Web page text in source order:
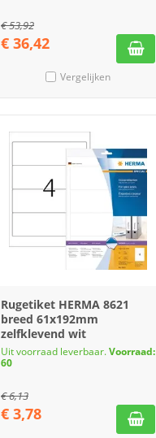
€53,92
€ 36,42
Vergelijken
Rugetiket HERMA 8621
breed 61x192mm
zelfklevend wit
Uit voorraad leverbaar.Voorraad:
60
€6,13
€ 3,78